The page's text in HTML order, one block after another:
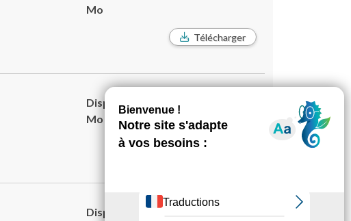
Mo
Télécharger
Disponible au format pdf | 5.01
Mo
Télécharger
Disponible au format pdf | 8.86